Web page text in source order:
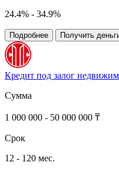
24.4% - 34.9%
Подробнее Получить
Кредит под залог
Сумма
1 000 000 - 50 000 000 ₸
Срок
12 - 120 мес.